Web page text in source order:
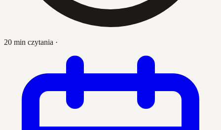
20 min czytania ·